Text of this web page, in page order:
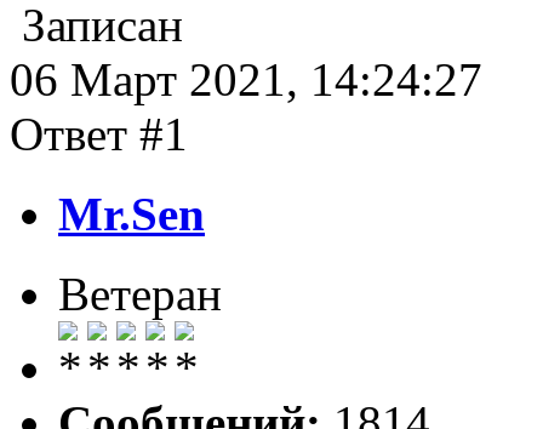
Записан
06 Март 2021, 14:24:27
Ответ #1
Mr.Sen
Ветеран